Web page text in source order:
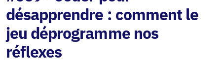
désapprendre : comment le
jeu déprogramme nos
réflexes